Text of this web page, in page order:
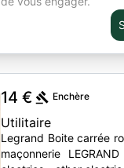
14 € Enchère
Utilitaire
Legrand Boite carrée
maçonnerie